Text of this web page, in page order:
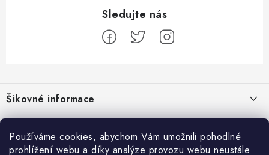
Používáme cookies, abychom Vám umožnili pohodlné
prohlížení webu a díky analýze provozu webu neustále
á
p
a
Šikovné informace
Ceník dopravy
Moje objednávka
Běžecké zajímavosti
Proč jít běhat právě o víkendu?